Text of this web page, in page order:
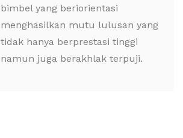
bimbel yang beriorientasi
menghasilkan mutu lulusan yang
tidak hanya berprestasi tinggi
namun juga berakhlak terpuji.